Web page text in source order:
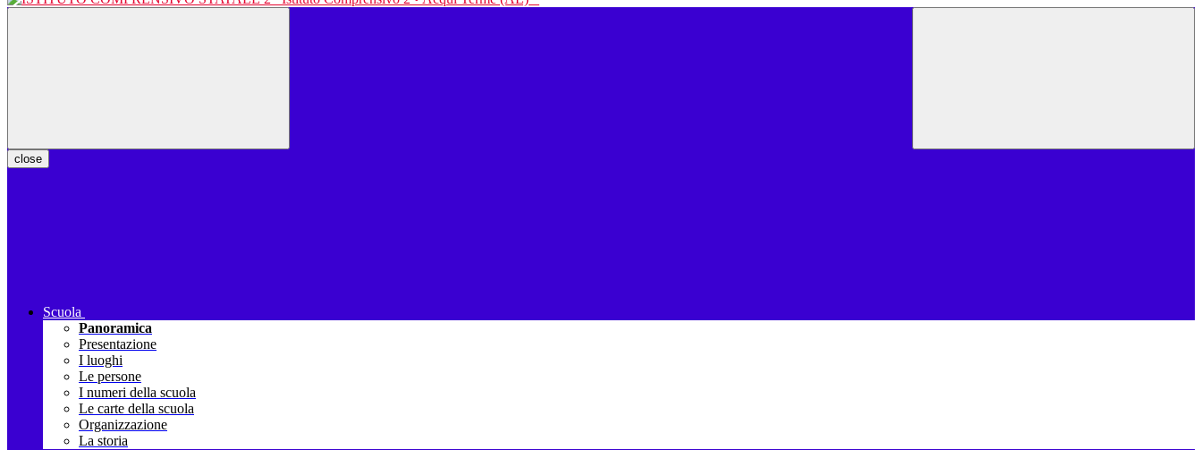
close
Scuola
Panoramica
Presentazione
I luoghi
Le persone
I numeri della scuola
Le carte della scuola
Organizzazione
La storia